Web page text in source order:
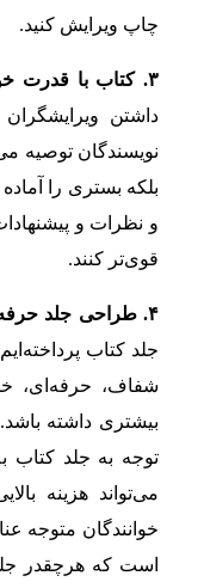
چاپ ویرایش کنید.
۳. کتاب با قدرت خوبی نگارش شده باشد:
داشتن
نویسندگان توصیه
بلکه بستری را آماده
و نظرات و
قوی‌تر کنند.
۴. طراحی جلد حرفه‌ای:
جلد کتاب
شفاف، حرفه‌ای،
بیشتری داشته
توجه به جلد
می‌تواند هزینه
خوانندگان متوجه
است که هرچقدر